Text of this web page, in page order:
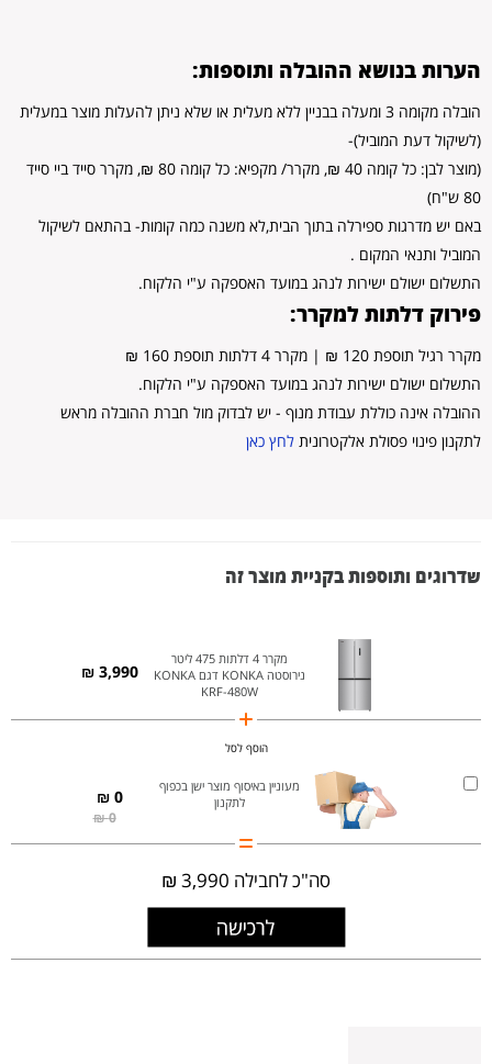
הערות בנושא ההובלה ותוספות:
הובלה מקומה 3 ומעלה בבניין ללא מעלית או שלא ניתן להעלות מוצר במעלית
(לשיקול דעת המוביל)-
(מוצר לבן: כל קומה 40 ₪, מקרר/ מקפיא: כל קומה 80 ₪, מקרר סייד ביי סייד
80 ש"ח)
באם יש מדרגות ספירלה בתוך הבית,לא משנה כמה קומות- בהתאם לשיקול
המוביל ותנאי המקום .
התשלום ישולם ישירות לנהג במועד האספקה ע"י הלקוח.
פירוק דלתות למקרר:
מקרר רגיל תוספת 120 ₪ | מקרר 4 דלתות תוספת 160 ₪
התשלום ישולם ישירות לנהג במועד האספקה ע"י הלקוח.
ההובלה אינה כוללת עבודת מנוף - יש לבדוק מול חברת ההובלה מראש
לתקנון פינוי פסולת אלקטרונית לחץ כאן
שדרוגים ותוספות בקניית מוצר זה
מקרר 4 דלתות 475 ליטר
נירוסטה KONKA דגם KONKA
KRF-480W
3,990 ₪
הוסף לסל
מעוניין באיסוף מוצר ישן בכפוף
לתקנון
0 ₪
0 ₪
סה"כ לחבילה 3,990 ₪